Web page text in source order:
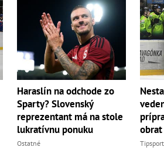
Haraslín na odchode zo
Sparty? Slovenský
reprezentant má na stole
lukratívnu ponuku
Ostatné